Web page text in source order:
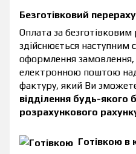
Безготівковий
Оплата за
здійснюється наступним
оформлення
електронною поштою
фактуру, який Ви
відділення будь-якого
розрахункового
Готівкою в